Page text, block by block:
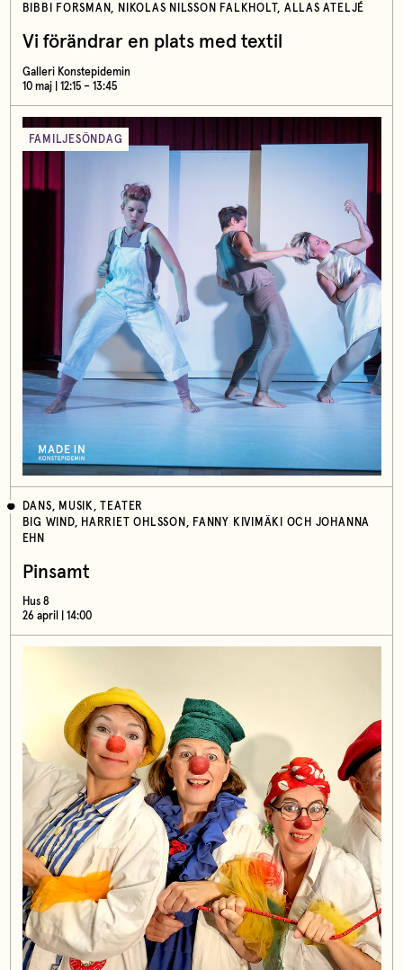
BIBBI FORSMAN, NIKOLAS NILSSON FALKHOLT, ALLAS ATELJÉ
Vi förändrar en plats med textil
Galleri Konstepidemin
10 maj | 12:15 – 13:45
FAMILJESÖNDAG
DANS, MUSIK, TEATER
BIG WIND, HARRIET OHLSSON, FANNY KIVIMÄKI OCH JOHANNA
EHN
Pinsamt
Hus 8
26 april | 14:00